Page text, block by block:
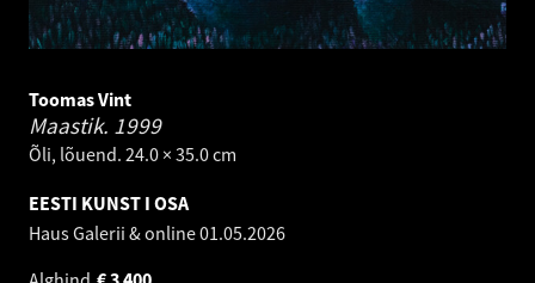
Toomas Vint
Maastik. 1999
Õli, lõuend. 24.0 × 35.0 cm
EESTI KUNST I OSA
Haus Galerii & online01.05.2026